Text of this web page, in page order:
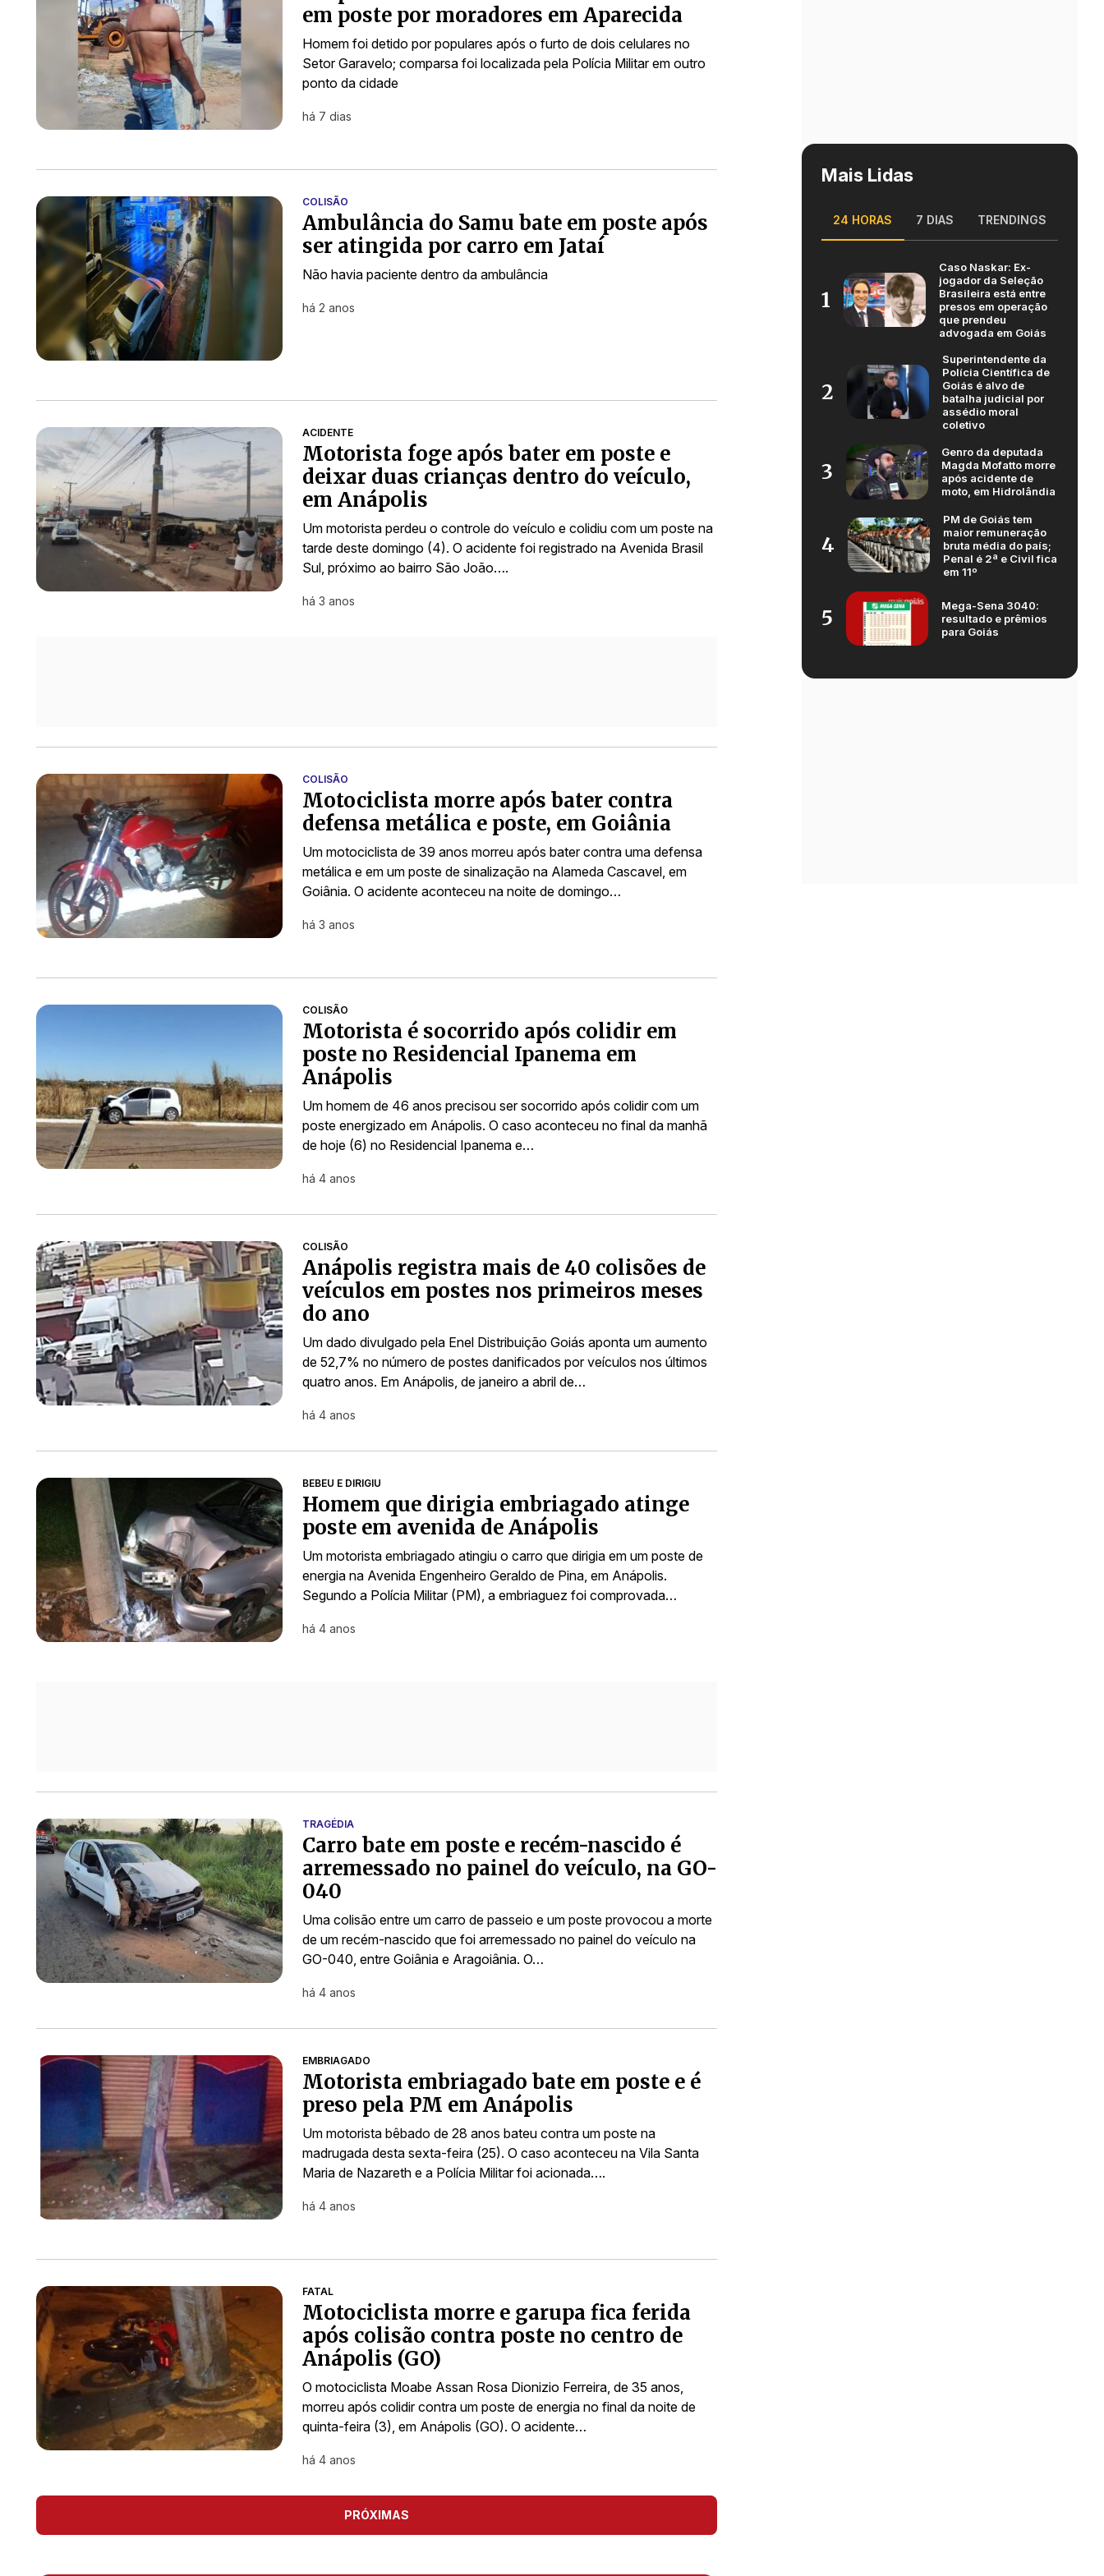
em poste por moradores em Aparecida
Homem foi detido por populares após o furto de dois celulares no
Setor Garavelo; comparsa foi localizada pela Polícia Militar em outro
ponto da cidade
há 7 dias
COLISÃO
Ambulância do Samu bate em poste após
ser atingida por carro em Jataí
Não havia paciente dentro da ambulância
há 2 anos
ACIDENTE
Motorista foge após bater em poste e
deixar duas crianças dentro do veículo,
em Anápolis
Um motorista perdeu o controle do veículo e colidiu com um poste na
tarde deste domingo (4). O acidente foi registrado na Avenida Brasil
Sul, próximo ao bairro São João….
há 3 anos
COLISÃO
Motociclista morre após bater contra
defensa metálica e poste, em Goiânia
Um motociclista de 39 anos morreu após bater contra uma defensa
metálica e em um poste de sinalização na Alameda Cascavel, em
Goiânia. O acidente aconteceu na noite de domingo…
há 3 anos
COLISÃO
Motorista é socorrido após colidir em
poste no Residencial Ipanema em
Anápolis
Um homem de 46 anos precisou ser socorrido após colidir com um
poste energizado em Anápolis. O caso aconteceu no final da manhã
de hoje (6) no Residencial Ipanema e…
há 4 anos
COLISÃO
Anápolis registra mais de 40 colisões de
veículos em postes nos primeiros meses
do ano
Um dado divulgado pela Enel Distribuição Goiás aponta um aumento
de 52,7% no número de postes danificados por veículos nos últimos
quatro anos. Em Anápolis, de janeiro a abril de…
há 4 anos
BEBEU E DIRIGIU
Homem que dirigia embriagado atinge
poste em avenida de Anápolis
Um motorista embriagado atingiu o carro que dirigia em um poste de
energia na Avenida Engenheiro Geraldo de Pina, em Anápolis.
Segundo a Polícia Militar (PM), a embriaguez foi comprovada…
há 4 anos
TRAGÉDIA
Carro bate em poste e recém-nascido é
arremessado no painel do veículo, na GO-
040
Uma colisão entre um carro de passeio e um poste provocou a morte
de um recém-nascido que foi arremessado no painel do veículo na
GO-040, entre Goiânia e Aragoiânia. O…
há 4 anos
EMBRIAGADO
Motorista embriagado bate em poste e é
preso pela PM em Anápolis
Um motorista bêbado de 28 anos bateu contra um poste na
madrugada desta sexta-feira (25). O caso aconteceu na Vila Santa
Maria de Nazareth e a Polícia Militar foi acionada….
há 4 anos
FATAL
Motociclista morre e garupa fica ferida
após colisão contra poste no centro de
Anápolis (GO)
O motociclista Moabe Assan Rosa Dionizio Ferreira, de 35 anos,
morreu após colidir contra um poste de energia no final da noite de
quinta-feira (3), em Anápolis (GO). O acidente…
há 4 anos
PRÓXIMAS
Mais Lidas
24 HORAS 7 DIAS TRENDINGS
1
Caso Naskar: Ex-
jogador da Seleção
Brasileira está entre
presos em operação
que prendeu
advogada em Goiás
2
Superintendente da
Polícia Científica de
Goiás é alvo de
batalha judicial por
assédio moral
coletivo
3
Genro da deputada
Magda Mofatto morre
após acidente de
moto, em Hidrolândia
4
PM de Goiás tem
maior remuneração
bruta média do país;
Penal é 2ª e Civil fica
em 11º
5
Mega-Sena 3040:
resultado e prêmios
para Goiás